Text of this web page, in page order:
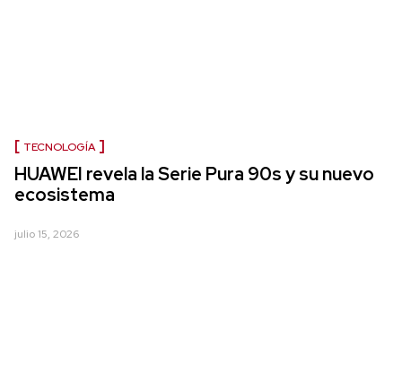
TECNOLOGÍA
HUAWEI revela la Serie Pura 90s y su nuevo
ecosistema
julio 15, 2026